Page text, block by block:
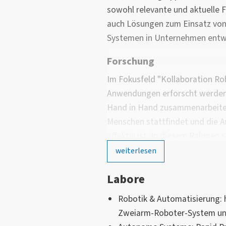
sowohl relevante und aktuelle
auch Lösungen zum Einsatz
Systemen in Unternehmen
Forschung
Im Fokusfeld "Kollaboration
Anwendungen erforscht
Hand in Hand
Menschen stattfindet und die
intelligente Greifsysteme
Kameras und Kraftsensorik
Montage- und Handhabung
flexiblen und empfindlichen
Ein weiteres spannendes
weiterlesen
Labore
Robotik & Automatisierung:
Zweiarm-Roboter-System